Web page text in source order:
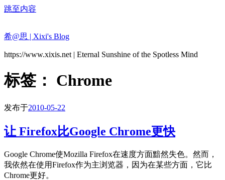
跳至内容
希@思 | Xixi's Blog
https://www.xixis.net | Eternal Sunshine of the Spotless Mind
标签： Chrome
发布于2010-05-22
让 Firefox比Google Chrome更快
Google Chrome使Mozilla Firefox在速度方面黯然失色。然而，
我依然在使用Firefox作为主浏览器，因为在某些方面，它比
Chrome更好。